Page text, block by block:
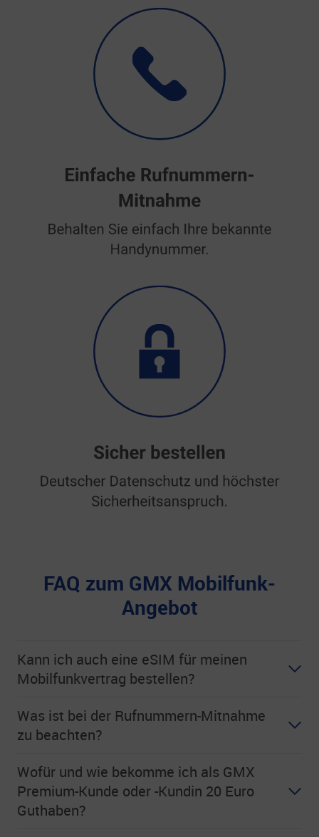
FAQ zum GMX Mobilfunk-
Angebot
Kann ich auch eine eSIM für meinen
Mobilfunkvertrag bestellen?
Was ist bei der Rufnummern-Mitnahme
zu beachten?
Wofür und wie bekomme ich als GMX
Premium-Kunde oder -Kundin 20 Euro
Guthaben?